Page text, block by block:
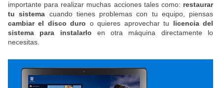
importante para realizar muchas acciones tales como: restaurar
tu sistema cuando tienes problemas con tu equipo, piensas
cambiar el disco duro o quieres aprovechar tu licencia del
sistema para instalarlo en otra máquina directamente lo
necesitas.